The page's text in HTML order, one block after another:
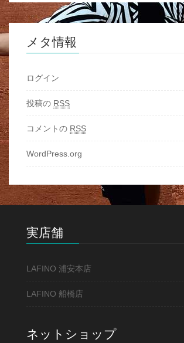
メタ情報
ログイン
投稿の RSS
コメントの RSS
WordPress.org
実店舗
LAFINO 浦安本店
LAFINO 船橋店
ネットショップ